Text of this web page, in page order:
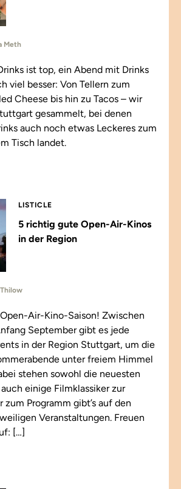
Meth
ist top, ein Abend mit Drinks
viel besser: Von Tellern zum
Cheese bis hin zu Tacos – wir
gesammelt, bei denen
auch noch etwas Leckeres zum
Tisch landet.
LISTICLE
5 richtig gute Open-Air-Kinos
in der Region
Air-Kino-Saison! Zwischen
September gibt es jede
in der Region Stuttgart, um die
unter freiem Himmel
stehen sowohl die neuesten
einige Filmklassiker zur
zum Programm gibt’s auf den
Veranstaltungen. Freuen
[…]